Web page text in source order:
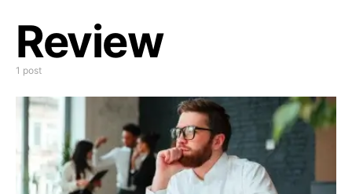
Review
1 post